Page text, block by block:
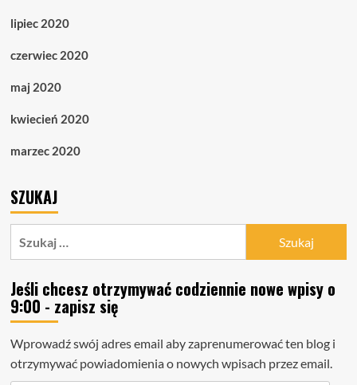
lipiec 2020
czerwiec 2020
maj 2020
kwiecień 2020
marzec 2020
SZUKAJ
Jeśli chcesz otrzymywać codziennie nowe wpisy o
9:00 - zapisz się
Wprowadź swój adres email aby zaprenumerować ten blog i
otrzymywać powiadomienia o nowych wpisach przez email.